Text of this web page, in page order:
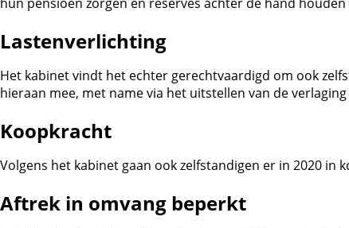
Lastenverlichting
Het kabinet vindt het echter gerechtvaardigd om ook
hieraan mee, met name via het uitstellen van de
Koopkracht
Volgens het kabinet gaan ook zelfstandigen er in 2020
Aftrek in omvang beperkt